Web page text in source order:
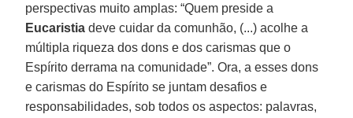
perspectivas muito amplas: “Quem preside a
Eucaristia deve cuidar da comunhão, (...) acolhe a
múltipla riqueza dos dons e dos carismas que o
Espírito derrama na comunidade”. Ora, a esses dons
e carismas do Espírito se juntam desafios e
responsabilidades, sob todos os aspectos: palavras,